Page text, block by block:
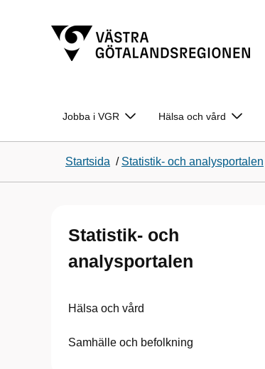
Jobba i VGR Hälsa och vård
Startsida / Statistik- och analysportalen
Statistik- och
analysportalen
Hälsa och vård
Samhälle och befolkning